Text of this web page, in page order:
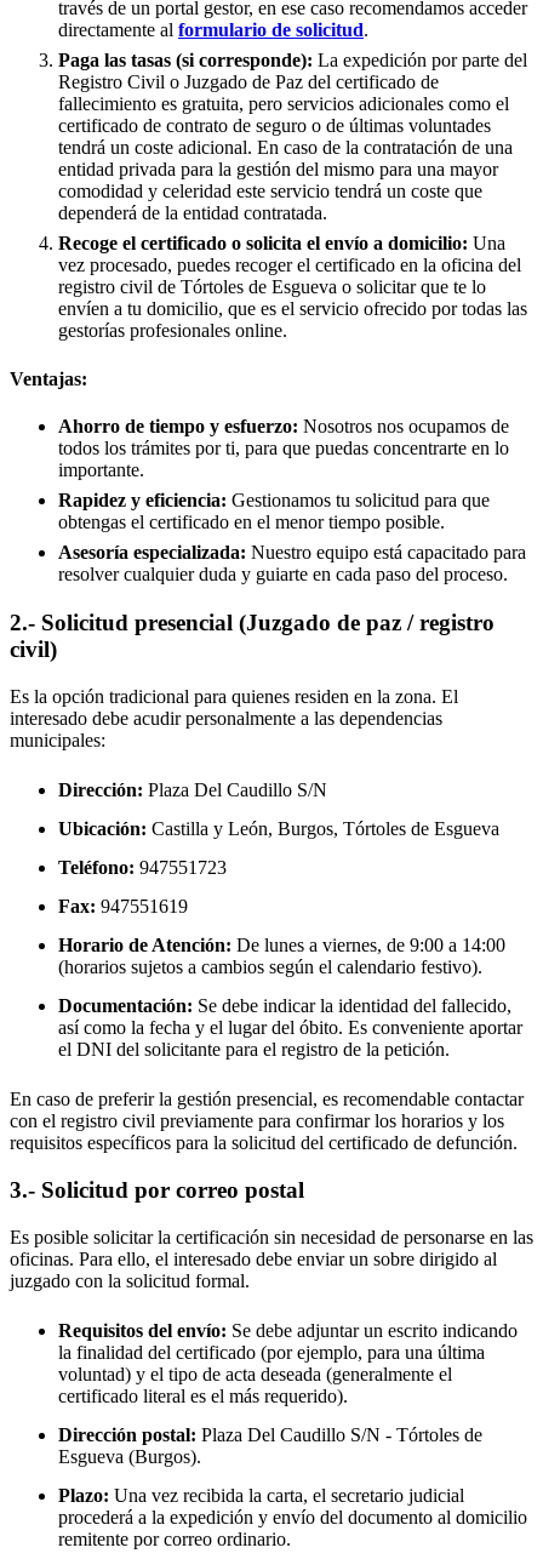
través de un portal gestor, en ese caso recomendamos acceder
directamente al formulario de solicitud.
Paga las tasas (si corresponde): La expedición por parte del
Registro Civil o Juzgado de Paz del certificado de
fallecimiento es gratuita, pero servicios adicionales como el
certificado de contrato de seguro o de últimas voluntades
tendrá un coste adicional. En caso de la contratación de una
entidad privada para la gestión del mismo para una mayor
comodidad y celeridad este servicio tendrá un coste que
dependerá de la entidad contratada.
Recoge el certificado o solicita el envío a domicilio: Una
vez procesado, puedes recoger el certificado en la oficina del
registro civil de Tórtoles de Esgueva o solicitar que te lo
envíen a tu domicilio, que es el servicio ofrecido por todas las
gestorías profesionales online.
Ventajas:
Ahorro de tiempo y esfuerzo: Nosotros nos ocupamos de
todos los trámites por ti, para que puedas concentrarte en lo
importante.
Rapidez y eficiencia: Gestionamos tu solicitud para que
obtengas el certificado en el menor tiempo posible.
Asesoría especializada: Nuestro equipo está capacitado para
resolver cualquier duda y guiarte en cada paso del proceso.
2.- Solicitud presencial (Juzgado de paz / registro
civil)
Es la opción tradicional para quienes residen en la zona. El
interesado debe acudir personalmente a las dependencias
municipales:
Dirección: Plaza Del Caudillo S/N
Ubicación: Castilla y León, Burgos, Tórtoles de Esgueva
Teléfono: 947551723
Fax: 947551619
Horario de Atención: De lunes a viernes, de 9:00 a 14:00
(horarios sujetos a cambios según el calendario festivo).
Documentación: Se debe indicar la identidad del fallecido,
así como la fecha y el lugar del óbito. Es conveniente aportar
el DNI del solicitante para el registro de la petición.
En caso de preferir la gestión presencial, es recomendable contactar
con el registro civil previamente para confirmar los horarios y los
requisitos específicos para la solicitud del certificado de defunción.
3.- Solicitud por correo postal
Es posible solicitar la certificación sin necesidad de personarse en las
oficinas. Para ello, el interesado debe enviar un sobre dirigido al
juzgado con la solicitud formal.
Requisitos del envío: Se debe adjuntar un escrito indicando
la finalidad del certificado (por ejemplo, para una última
voluntad) y el tipo de acta deseada (generalmente el
certificado literal es el más requerido).
Dirección postal: Plaza Del Caudillo S/N - Tórtoles de
Esgueva (Burgos).
Plazo: Una vez recibida la carta, el secretario judicial
procederá a la expedición y envío del documento al domicilio
remitente por correo ordinario.